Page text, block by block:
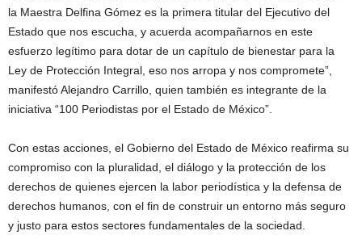
la Maestra Delfina Gómez es la primera titular del Ejecutivo del
Estado que nos escucha, y acuerda acompañarnos en este
esfuerzo legítimo para dotar de un capítulo de bienestar para la
Ley de Protección Integral, eso nos arropa y nos compromete”,
manifestó Alejandro Carrillo, quien también es integrante de la
iniciativa “100 Periodistas por el Estado de México”.
Con estas acciones, el Gobierno del Estado de México reafirma su
compromiso con la pluralidad, el diálogo y la protección de los
derechos de quienes ejercen la labor periodística y la defensa de
derechos humanos, con el fin de construir un entorno más seguro
y justo para estos sectores fundamentales de la sociedad.